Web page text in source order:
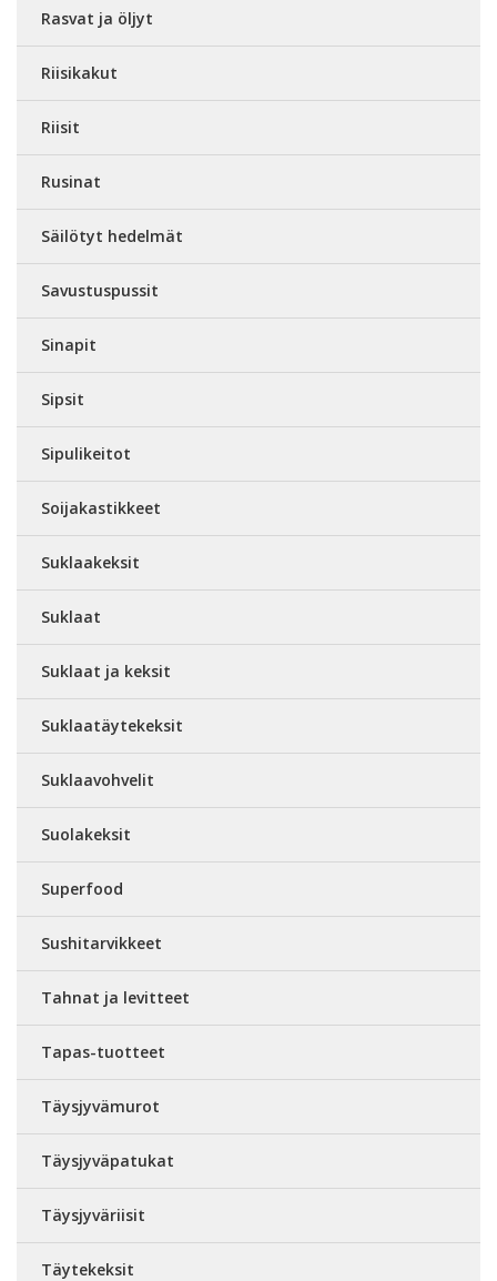
Rasvat ja öljyt
Riisikakut
Riisit
Rusinat
Säilötyt hedelmät
Savustuspussit
Sinapit
Sipsit
Sipulikeitot
Soijakastikkeet
Suklaakeksit
Suklaat
Suklaat ja keksit
Suklaatäytekeksit
Suklaavohvelit
Suolakeksit
Superfood
Sushitarvikkeet
Tahnat ja levitteet
Tapas-tuotteet
Täysjyvämurot
Täysjyväpatukat
Täysjyväriisit
Täytekeksit